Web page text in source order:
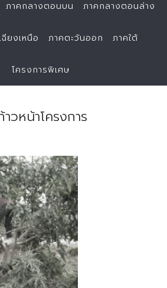
ภาคกลางตอนบน ภาคกลางตอนล่าง
ยงเหนือ ภาคตะวันออก ภาคใต้
โครงการพิเศษ
วหน้าโครงการ